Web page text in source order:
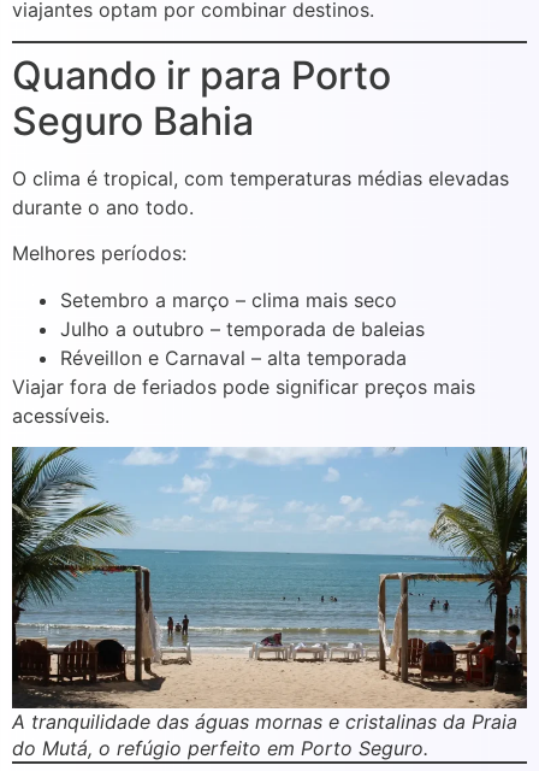
viajantes optam por combinar destinos.
Quando ir para Porto
Seguro Bahia
O clima é tropical, com temperaturas médias elevadas
durante o ano todo.
Melhores períodos:
Setembro a março – clima mais seco
Julho a outubro – temporada de baleias
Réveillon e Carnaval – alta temporada
Viajar fora de feriados pode significar preços mais
acessíveis.
A tranquilidade das águas mornas e cristalinas da Praia
do Mutá, o refúgio perfeito em Porto Seguro.